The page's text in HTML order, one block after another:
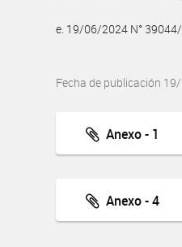
e. 19/06/2024 N°
Fecha de publicación
Anexo - 1
Anexo - 4